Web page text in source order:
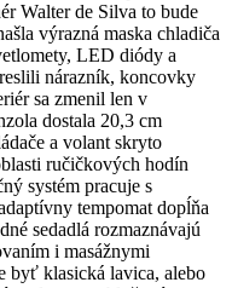
Walter de Silva to bude
výrazná maska chladiča
LED diódy a
nárazník, koncovky
sa zmenil len v
dostala 20,3 cm
a volant skryto
ručičkových hodín
systém pracuje s
tempomat dopĺňa
sedadlá rozmaznávajú
i masážnymi
byť klasická lavica, alebo